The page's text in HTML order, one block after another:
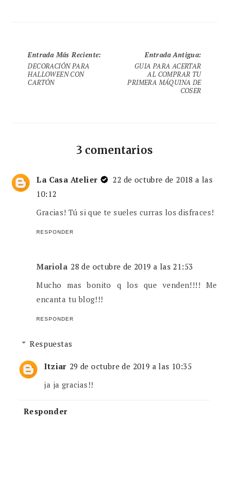
Entrada Más Reciente:
DECORACIÓN PARA
HALLOWEEN CON
CARTÓN
Entrada Antigua:
GUIA PARA ACERTAR
AL COMPRAR TU
PRIMERA MÁQUINA DE
COSER
3 comentarios
La Casa Atelier
22 de octubre de 2018 a las
10:12
Gracias! Tú si que te sueles curras los disfraces!
RESPONDER
Mariola 28 de octubre de 2019 a las 21:53
Mucho mas bonito q los que venden!!!! Me
encanta tu blog!!!
RESPONDER
Respuestas
Itziar 29 de octubre de 2019 a las 10:35
ja ja gracias!!
Responder